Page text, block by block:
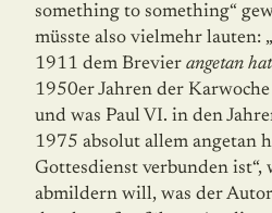
something to something“
müsste also vielmehr lauten:
1911 dem Brevier angetan hat
1950er Jahren der
und was Paul VI. in den
1975 absolut allem angetan
Gottesdienst verbunden ist“,
abmildern will, was der